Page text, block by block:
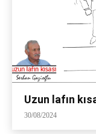
Uzun lafın
30/08/2024